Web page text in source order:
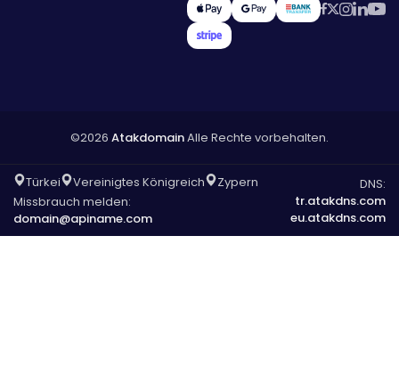
©2026 AtakdomainAlle Rechte vorbehalten.
Türkei Vereinigtes Königreich
Zypern
Missbrauch melden:
domain@apiname.com
DNS:
tr.atakdns.com
eu.atakdns.com